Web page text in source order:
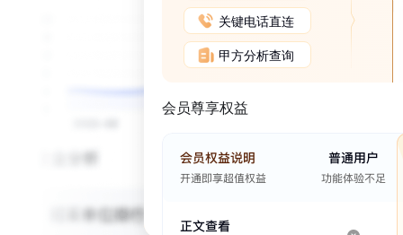
关键电话直连
甲方分析查询
会员尊享权益